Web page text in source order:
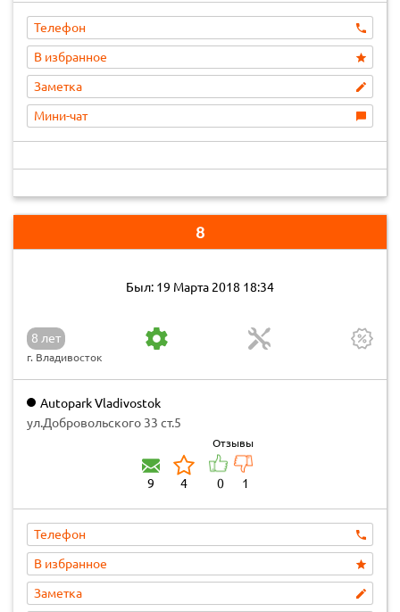
Телефон
В избранное
Заметка
Мини-чат
8
Был: 19 Марта 2018 18:34
8 лет
г. Владивосток
Autopark Vladivostok
ул.Добровольского 33 ст.5
9 4
Отзывы
0 1
Телефон
В избранное
Заметка